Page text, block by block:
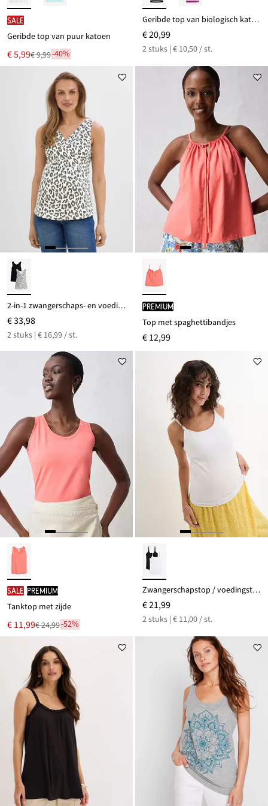
SALE
Geribde top van puur katoen
Nu
voor
€ 5,99
Van € 9,99-40%
Geribde top van biologisch katoen (set van 2)
€ 20,99
2 stuks | € 10,50 / st.
2-in-1 zwangerschaps- en voedingstops van biologisch katoen (set van 2)
€ 33,98
2 stuks | € 16,99 / st.
PREMIUM
Top met spaghettibandjes
€ 12,99
SALE PREMIUM
Tanktop met zijde
Nu
voor
€ 11,99
Van € 24,99-52%
Zwangerschapstop / voedingstop (set van 2) met biologisch katoen
€ 21,99
2 stuks | € 11,00 / st.